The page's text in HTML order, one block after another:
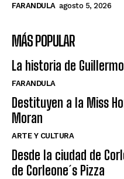
FARANDULA agosto 5, 2026
MÁS POPULAR
La historia de
FARANDULA
Destituyen a la Miss
Moran
ARTE Y CULTURA
Desde la ciudad de
de Corleone´s Pizza